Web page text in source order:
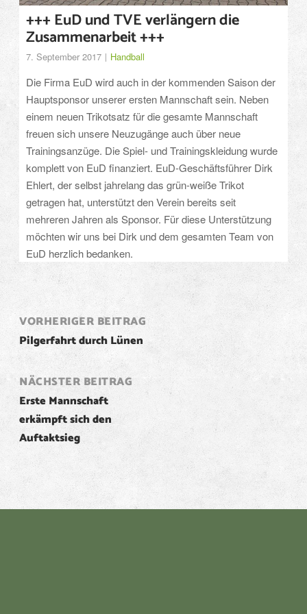
+++ EuD und TVE verlängern die
Zusammenarbeit +++
7. September 2017 Handball
Die Firma EuD wird auch in der kommenden Saison der
Hauptsponsor unserer ersten Mannschaft sein. Neben
einem neuen Trikotsatz für die gesamte Mannschaft
freuen sich unsere Neuzugänge auch über neue
Trainingsanzüge. Die Spiel- und Trainingskleidung wurde
komplett von EuD finanziert. EuD-Geschäftsführer Dirk
Ehlert, der selbst jahrelang das grün-weiße Trikot
getragen hat, unterstützt den Verein bereits seit
mehreren Jahren als Sponsor. Für diese Unterstützung
möchten wir uns bei Dirk und dem gesamten Team von
EuD herzlich bedanken.
Post
navigation
VORHERIGER BEITRAG
Pilgerfahrt durch Lünen
NÄCHSTER BEITRAG
Erste Mannschaft
erkämpft sich den
Auftaktsieg